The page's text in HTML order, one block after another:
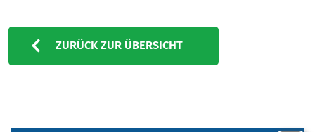
ZURÜCK ZUR ÜBERSICHT